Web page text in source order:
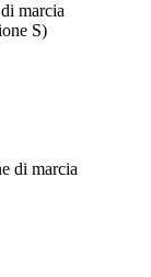
marcia
S)
di marcia